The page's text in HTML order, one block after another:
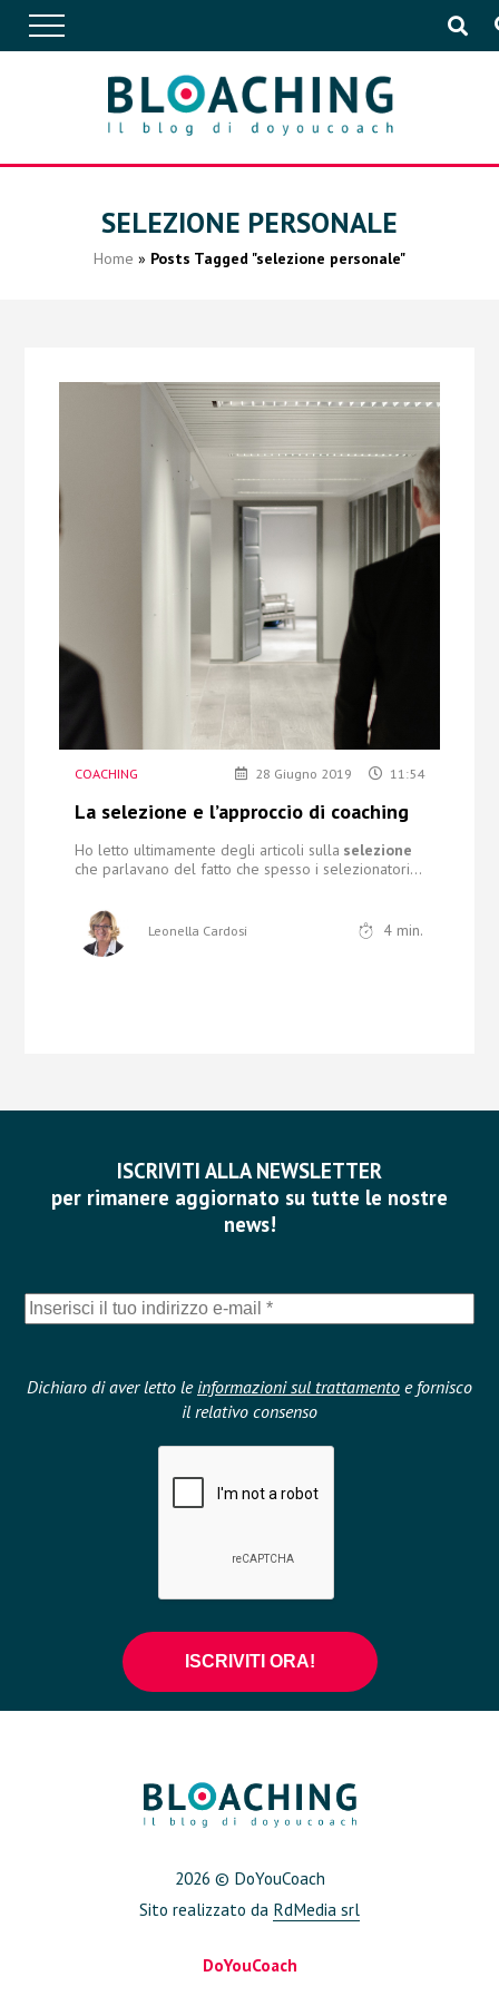
CONVERSAZIONI
EVENTI
PUBBLICAZIONI
Chi Siamo
SELEZIONE PERSONALE
Home » Posts Tagged "selezione personale"
COACHING 28 Giugno 2019 11:54
La selezione e l’approccio di coaching
Ho letto ultimamente degli articoli sulla selezione
che parlavano del fatto che spesso i selezionatori...
Leonella Cardosi 4 min.
ISCRIVITI ALLA NEWSLETTER
per rimanere aggiornato su tutte le nostre
news!
Dichiaro di aver letto le informazioni sul trattamento e fornisco
il relativo consenso
2026 © DoYouCoach
Sito realizzato da RdMedia srl
DoYouCoach